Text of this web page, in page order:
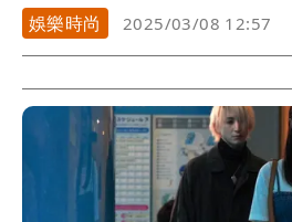
娛樂時尚
2025/03/08 12:57